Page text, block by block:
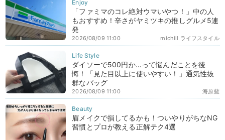
「ファミマのコレ絶対ウマいやつ！」中の人
もおすすめ！辛さがヤミツキの推しグルメ5連
発
michill ライフスタイル
2026/08/09 11:00
ダイソーで500円か…って悩んだことを後
悔！「見た目以上に使いやすい！」通気性抜
群なバッグ
海原藍
2026/08/09 11:00
眉メイクで損してるかも！ついやりがちなNG
習慣とプロが教える正解テク4選